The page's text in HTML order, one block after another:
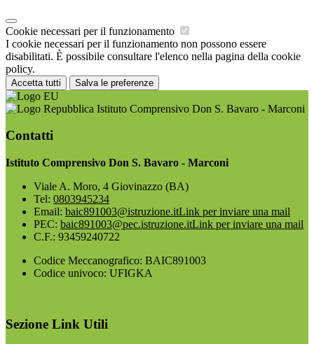
Cookie necessari per il funzionamento
I cookie necessari per il funzionamento non possono essere
disabilitati. È possibile consultare l'elenco nella pagina della cookie
policy.
Accetta tutti Salva le preferenze
Istituto Comprensivo Don S. Bavaro - Marconi
Contatti
Istituto Comprensivo Don S. Bavaro - Marconi
Viale A. Moro, 4 Giovinazzo (BA)
Tel: 0803945234
Email: baic891003@istruzione.itLink per inviare una mail
PEC: baic891003@pec.istruzione.itLink per inviare una mail
C.F.: 93459240722
Codice Meccanografico: BAIC891003
Codice univoco: UFIGKA
Sezione Link Utili